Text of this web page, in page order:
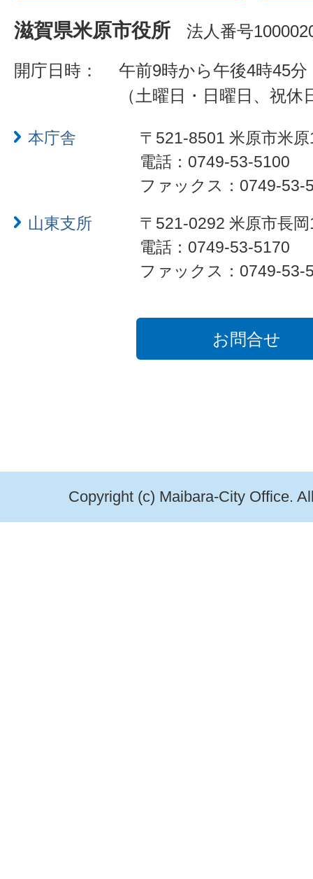
滋賀県米原市役所 法人番号
開庁日時：
午前9時から午後4時45分
（土曜日・日曜日、祝
本庁舎
〒521-8501 米原市米
電話：0749-53-5100
ファックス：0749-53-
山東支所
〒521-0292 米原市長
電話：0749-53-5170
ファックス：0749-53-
お問合せ
Copyright (c) Maibara-City Office.